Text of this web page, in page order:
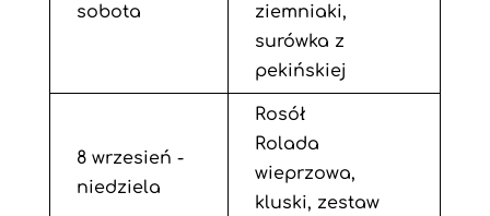
sobota
ziemniaki,
surówka z
pekińskiej
8 wrzesień -
niedziela
Rosół
Rolada
wieprzowa,
kluski, zestaw